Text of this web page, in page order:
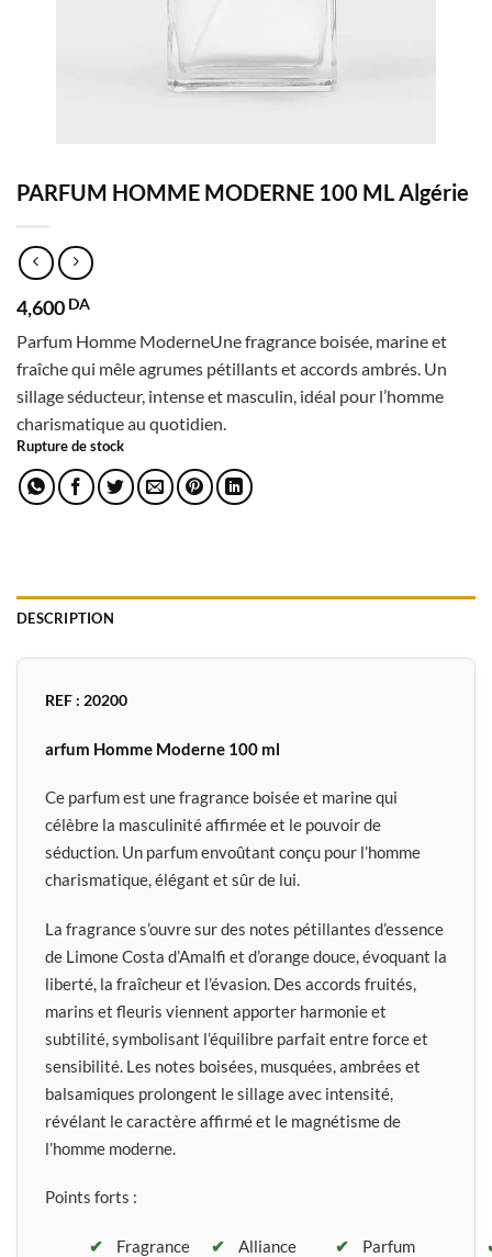
PARFUM HOMME MODERNE 100 ML Algérie
4,600 DA
Parfum Homme ModerneUne fragrance boisée, marine et
fraîche qui mêle agrumes pétillants et accords ambrés. Un
sillage séducteur, intense et masculin, idéal pour l’homme
charismatique au quotidien.
Rupture de stock
DESCRIPTION
REF : 20200
arfum Homme Moderne 100 ml
Ce parfum est une fragrance boisée et marine qui
célèbre la masculinité affirmée et le pouvoir de
séduction. Un parfum envoûtant conçu pour l’homme
charismatique, élégant et sûr de lui.
La fragrance s’ouvre sur des notes pétillantes d’essence
de Limone Costa d’Amalfi et d’orange douce, évoquant la
liberté, la fraîcheur et l’évasion. Des accords fruités,
marins et fleuris viennent apporter harmonie et
subtilité, symbolisant l’équilibre parfait entre force et
sensibilité. Les notes boisées, musquées, ambrées et
balsamiques prolongent le sillage avec intensité,
révélant le caractère affirmé et le magnétisme de
l’homme moderne.
Points forts :
Fragrance
Alliance
Parfum